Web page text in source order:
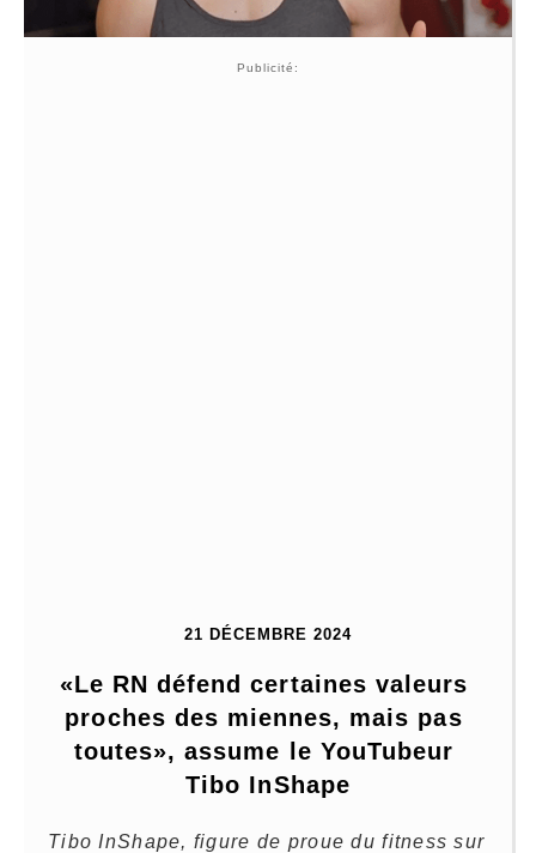
Publicité:
21 DÉCEMBRE 2024
«Le RN défend certaines valeurs
proches des miennes, mais pas
toutes», assume le YouTubeur
Tibo InShape
Tibo InShape, figure de proue du fitness sur